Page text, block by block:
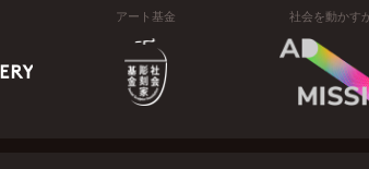
アート基金 社会を動かす